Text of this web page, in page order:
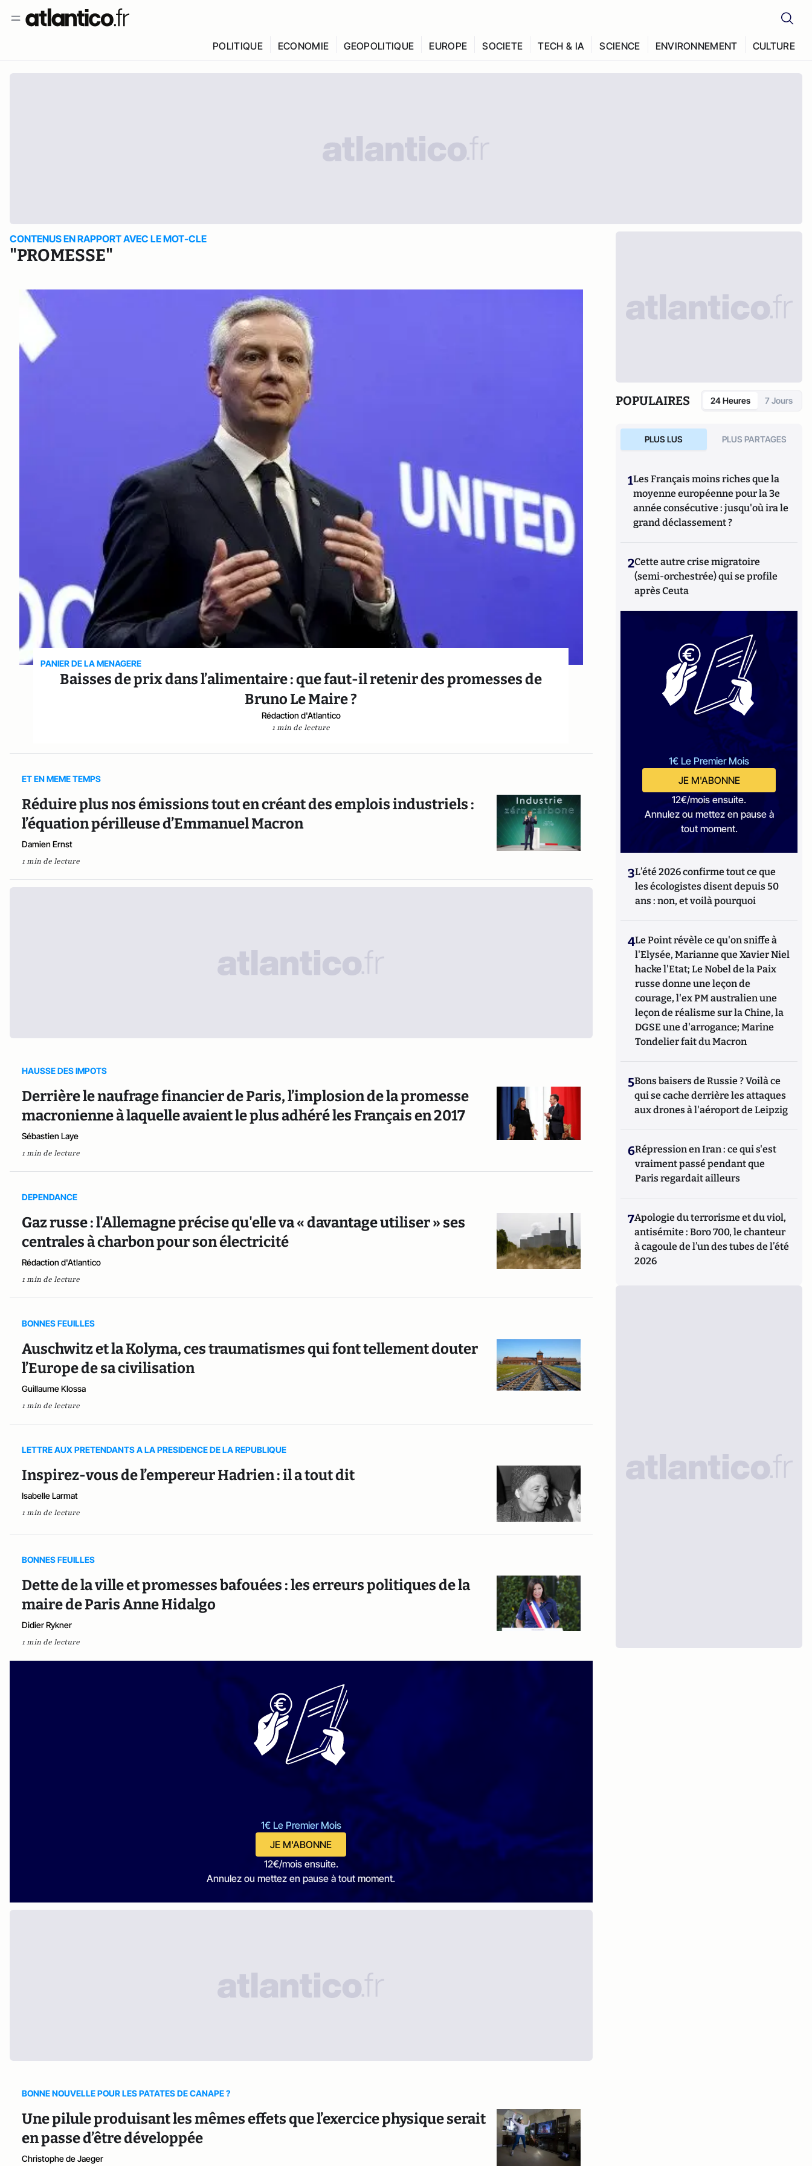
POLITIQUE ECONOMIE GEOPOLITIQUE EUROPE SOCIETE TECH & IA SCIENCE ENVIRONNEMENT CULTURE
CONTENUS EN RAPPORT AVEC LE MOT-CLE
"PROMESSE"
PANIER DE LA MENAGERE
Baisses de prix dans l’alimentaire : que faut-il retenir des promesses de
Bruno Le Maire ?
Rédaction d'Atlantico
1 min de lecture
ET EN MEME TEMPS
Réduire plus nos émissions tout en créant des emplois industriels :
l’équation périlleuse d’Emmanuel Macron
Damien Ernst
1 min de lecture
HAUSSE DES IMPOTS
Derrière le naufrage financier de Paris, l’implosion de la promesse
macronienne à laquelle avaient le plus adhéré les Français en 2017
Sébastien Laye
1 min de lecture
DEPENDANCE
Gaz russe : l'Allemagne précise qu'elle va « davantage utiliser » ses
centrales à charbon pour son électricité
Rédaction d'Atlantico
1 min de lecture
BONNES FEUILLES
Auschwitz et la Kolyma, ces traumatismes qui font tellement douter
l’Europe de sa civilisation
Guillaume Klossa
1 min de lecture
LETTRE AUX PRETENDANTS A LA PRESIDENCE DE LA REPUBLIQUE
Inspirez-vous de l’empereur Hadrien : il a tout dit
Isabelle Larmat
1 min de lecture
BONNES FEUILLES
Dette de la ville et promesses bafouées : les erreurs politiques de la
maire de Paris Anne Hidalgo
Didier Rykner
1 min de lecture
1€ Le Premier Mois
JE M'ABONNE
12€/mois ensuite.
Annulez ou mettez en pause à tout moment.
BONNE NOUVELLE POUR LES PATATES DE CANAPE ?
Une pilule produisant les mêmes effets que l’exercice physique serait
en passe d’être développée
Christophe de Jaeger
POPULAIRES 24 Heures 7 Jours
PLUS LUS PLUS PARTAGES
1Les Français moins riches que la
moyenne européenne pour la 3e
année consécutive : jusqu'où ira le
grand déclassement ?
2Cette autre crise migratoire
(semi-orchestrée) qui se profile
après Ceuta
1€ Le Premier Mois
JE M'ABONNE
12€/mois ensuite.
Annulez ou mettez en pause à
tout moment.
3L’été 2026 confirme tout ce que
les écologistes disent depuis 50
ans : non, et voilà pourquoi
4Le Point révèle ce qu'on sniffe à
l'Elysée, Marianne que Xavier Niel
hacke l'Etat; Le Nobel de la Paix
russe donne une leçon de
courage, l'ex PM australien une
leçon de réalisme sur la Chine, la
DGSE une d'arrogance; Marine
Tondelier fait du Macron
5Bons baisers de Russie ? Voilà ce
qui se cache derrière les attaques
aux drones à l'aéroport de Leipzig
6Répression en Iran : ce qui s'est
vraiment passé pendant que
Paris regardait ailleurs
7Apologie du terrorisme et du viol,
antisémite : Boro 700, le chanteur
à cagoule de l’un des tubes de l’été
2026